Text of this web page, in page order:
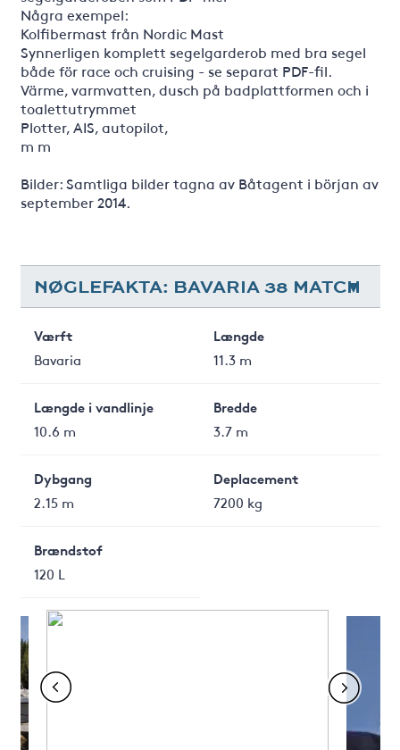
Några exempel:
Kolfibermast från Nordic Mast
Synnerligen komplett segelgarderob med bra segel
både för race och cruising - se separat PDF-fil.
Värme, varmvatten, dusch på badplattformen och i
toalettutrymmet
Plotter, AIS, autopilot,
m m
Bilder: Samtliga bilder tagna av Båtagent i början av
september 2014.
NØGLEFAKTA: BAVARIA 38 MATCH
Værft
Bavaria
Længde
11.3 m
Længde i vandlinje
10.6 m
Bredde
3.7 m
Dybgang
2.15 m
Deplacement
7200 kg
Brændstof
120 L